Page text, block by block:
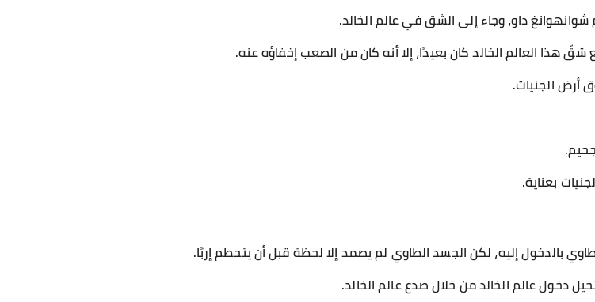
داو، وجاء إلى الشق في عالم الخالد.
هذا العالم الخالد كان بعيدًا، إلا أنه كان من الصعب إخفاؤه عنه.
أرض الجنيات.
بعناية.
بالدخول إليه، لكن الجسد الطاوي لم يصمد إلا لحظة قبل أن يتحطم إربًا.
دخول عالم الخالد من خلال صدع عالم الخالد.